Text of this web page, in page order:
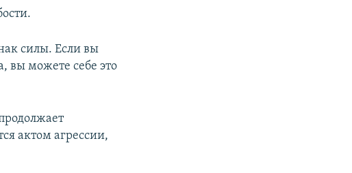
силы. Если вы
вы можете себе это
актом агрессии,